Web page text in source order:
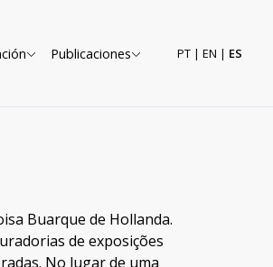
Publicaciones PT| EN | ES
Buarque de Hollanda.
de exposições
No lugar de uma